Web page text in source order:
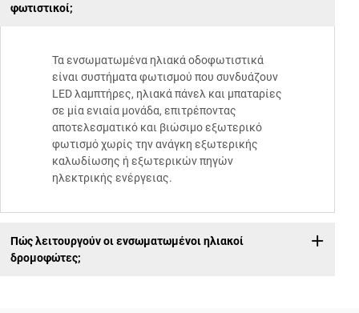
φωτιστικοί;
Τα ενσωματωμένα ηλιακά οδοφωτιστικά
είναι συστήματα φωτισμού που συνδυάζουν
LED λαμπτήρες, ηλιακά πάνελ και μπαταρίες
σε μία ενιαία μονάδα, επιτρέποντας
αποτελεσματικό και βιώσιμο εξωτερικό
φωτισμό χωρίς την ανάγκη εξωτερικής
καλωδίωσης ή εξωτερικών πηγών
ηλεκτρικής ενέργειας.
Πώς λειτουργούν οι ενσωματωμένοι ηλιακοί
δρομοφώτες;